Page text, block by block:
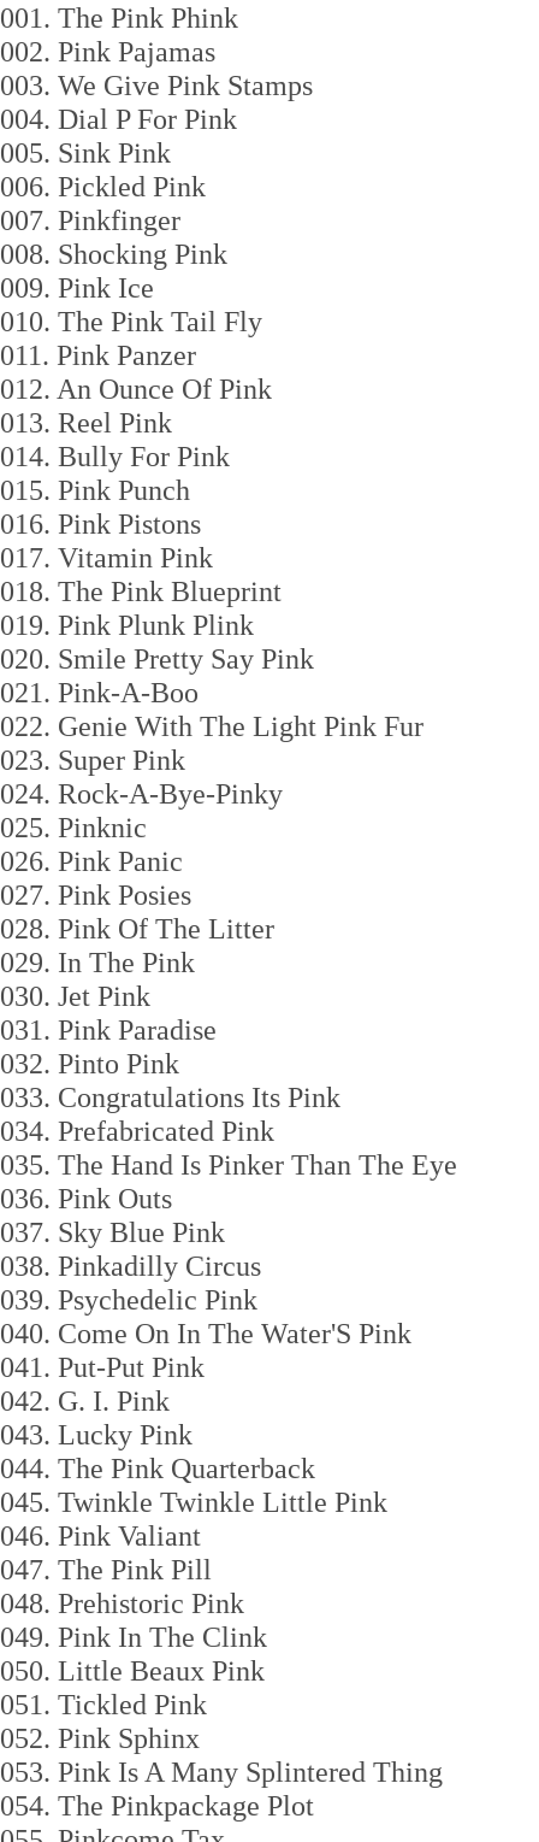
001. The Pink Phink
002. Pink Pajamas
003. We Give Pink Stamps
004. Dial P For Pink
005. Sink Pink
006. Pickled Pink
007. Pinkfinger
008. Shocking Pink
009. Pink Ice
010. The Pink Tail Fly
011. Pink Panzer
012. An Ounce Of Pink
013. Reel Pink
014. Bully For Pink
015. Pink Punch
016. Pink Pistons
017. Vitamin Pink
018. The Pink Blueprint
019. Pink Plunk Plink
020. Smile Pretty Say Pink
021. Pink-A-Boo
022. Genie With The Light Pink Fur
023. Super Pink
024. Rock-A-Bye-Pinky
025. Pinknic
026. Pink Panic
027. Pink Posies
028. Pink Of The Litter
029. In The Pink
030. Jet Pink
031. Pink Paradise
032. Pinto Pink
033. Congratulations Its Pink
034. Prefabricated Pink
035. The Hand Is Pinker Than The Eye
036. Pink Outs
037. Sky Blue Pink
038. Pinkadilly Circus
039. Psychedelic Pink
040. Come On In The Water'S Pink
041. Put-Put Pink
042. G. I. Pink
043. Lucky Pink
044. The Pink Quarterback
045. Twinkle Twinkle Little Pink
046. Pink Valiant
047. The Pink Pill
048. Prehistoric Pink
049. Pink In The Clink
050. Little Beaux Pink
051. Tickled Pink
052. Pink Sphinx
053. Pink Is A Many Splintered Thing
054. The Pinkpackage Plot